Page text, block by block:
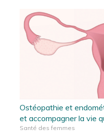
Ostéopathie et
et accompagner la vie
Santé des femmes